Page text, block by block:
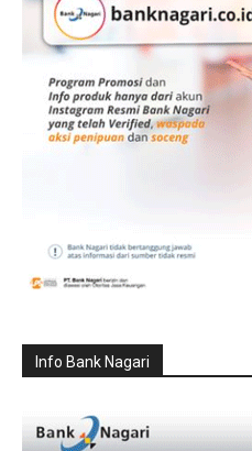
Info Bank Nagari